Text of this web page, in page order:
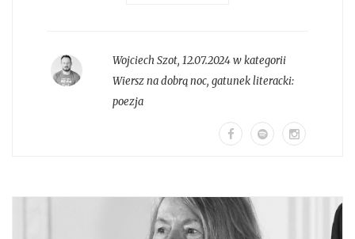
Wojciech Szot, 12.07.2024 w kategorii
Wiersz na dobrą noc, gatunek literacki:
poezja